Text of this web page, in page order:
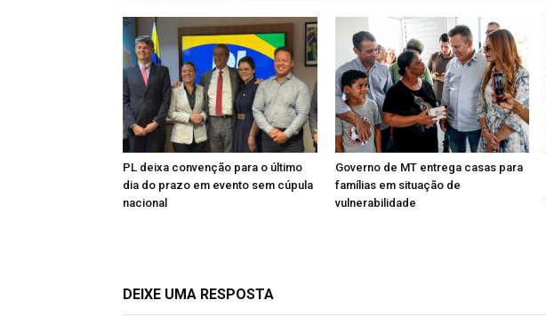
PL deixa convenção para o último
dia do prazo em evento sem cúpula
nacional
Governo de MT entrega casas para
famílias em situação de
vulnerabilidade
DEIXE UMA RESPOSTA